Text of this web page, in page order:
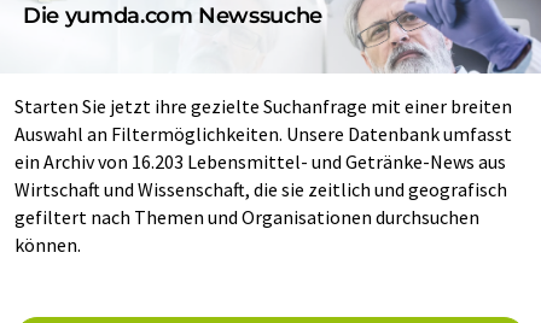
Die yumda.com Newssuche
Starten Sie jetzt ihre gezielte Suchanfrage mit einer breiten
Auswahl an Filtermöglichkeiten. Unsere Datenbank umfasst
ein Archiv von 16.203 Lebensmittel- und Getränke-News aus
Wirtschaft und Wissenschaft, die sie zeitlich und geografisch
gefiltert nach Themen und Organisationen durchsuchen
können.